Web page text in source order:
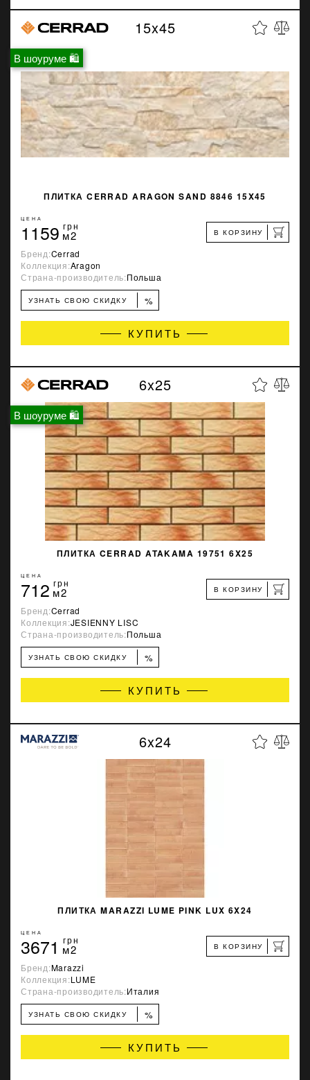
В шоуруме 🛍
15x45
ПЛИТКА CERRAD ARAGON SAND 8846 15X45
ЦЕНА
1159 грн
м2 В КОРЗИНУ
Бренд:Cerrad
Коллекция:Aragon
Страна-производитель:Польша
УЗНАТЬ СВОЮ СКИДКУ %
КУПИТЬ
В шоуруме 🛍
6x25
ПЛИТКА CERRAD ATAKAMA 19751 6X25
ЦЕНА
712 грн
м2 В КОРЗИНУ
Бренд:Cerrad
Коллекция:JESIENNY LISC
Страна-производитель:Польша
УЗНАТЬ СВОЮ СКИДКУ %
КУПИТЬ
6x24
ПЛИТКА MARAZZI LUME PINK LUX 6X24
ЦЕНА
3671 грн
м2 В КОРЗИНУ
Бренд:Marazzi
Коллекция:LUME
Страна-производитель:Италия
УЗНАТЬ СВОЮ СКИДКУ %
КУПИТЬ